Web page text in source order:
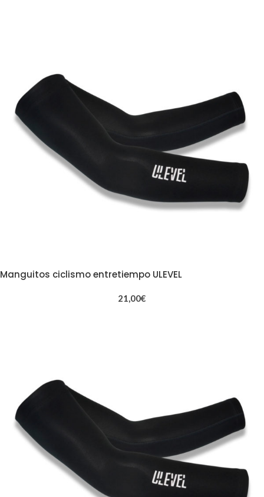
Manguitos ciclismo entretiempo ULEVEL
21,00€